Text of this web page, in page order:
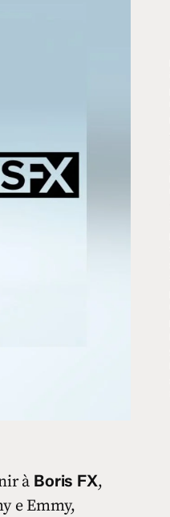
à Boris FX,
e Emmy,